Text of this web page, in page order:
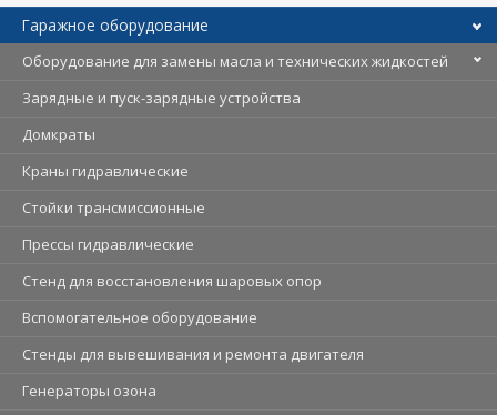
Гаражное оборудование
Оборудование для замены масла и технических жидкостей
Зарядные и пуск-зарядные устройства
Домкраты
Краны гидравлические
Стойки трансмиссионные
Прессы гидравлические
Стенд для восстановления шаровых опор
Вспомогательное оборудование
Стенды для вывешивания и ремонта двигателя
Генераторы озона